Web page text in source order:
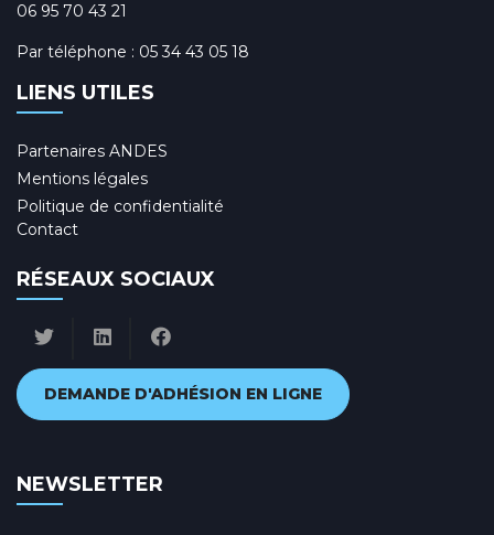
06 95 70 43 21
Par téléphone : 05 34 43 05 18
LIENS UTILES
Partenaires ANDES
Mentions légales
Politique de confidentialité
Contact
RÉSEAUX SOCIAUX
DEMANDE D'ADHÉSION EN LIGNE
NEWSLETTER